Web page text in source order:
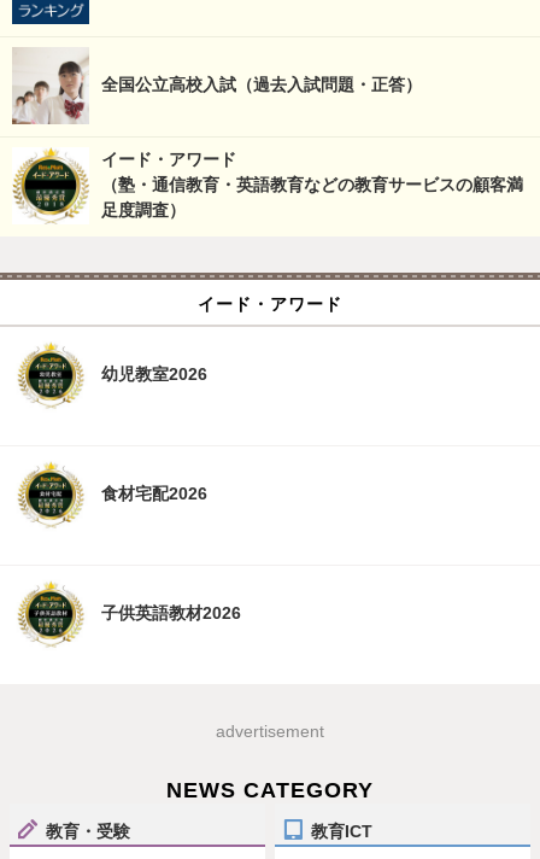
全国公立高校入試（過去入試問題・正答）
イード・アワード
（塾・通信教育・英語教育などの教育サービスの顧客満
足度調査）
イード・アワード
幼児教室2026
食材宅配2026
子供英語教材2026
advertisement
NEWS CATEGORY
教育・受験 教育ICT